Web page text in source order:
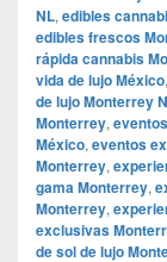
NL, edibles
edibles frescos
rápida cannabis
vida de lujo México,
de lujo Monterrey
Monterrey,
México, eventos
Monterrey,
gama Monterrey,
Monterrey,
exclusivas
de sol de lujo